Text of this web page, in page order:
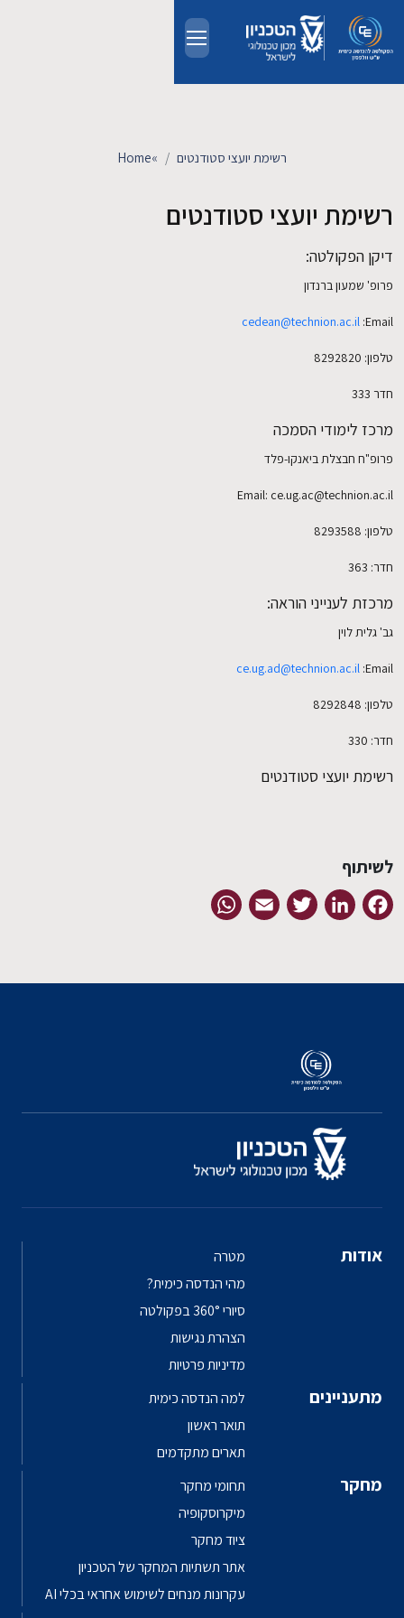
EN
מחקר
קשרי תעשייה
צרו קשר
Home» רשימת יועצי סטודנטים
רשימת יועצי סטודנטים
דיקן הפקולטה:
פרופ' שמעון ברנדון
Email:
cedean@technion.ac.il
טלפון: 8292820
חדר 333
מרכז לימודי הסמכה
פרופ"ח חבצלת ביאנקו-פלד
Email: ce.ug.ac@technion.ac.il
טלפון: 8293588
חדר: 363
מרכזת לענייני הוראה:
גב' גלית לוין
Email:
ce.ug.ad@technion.ac.il
טלפון: 8292848
חדר: 330
רשימת יועצי סטודנטים
לשיתוף
Facebook
LinkedIn
Twitter
Email
אודות
מטרה
מהי הנדסה כימית?
סיורי 360° בפקולטה
הצהרת נגישות
מדיניות פרטיות
מתעניינים
למה הנדסה כימית
תואר ראשון
תארים מתקדמים
מחקר
תחומי מחקר
מיקרוסקופיה
ציוד מחקר
אתר תשתיות המחקר של הטכניון
עקרונות מנחים לשימוש אחראי בכלי AI